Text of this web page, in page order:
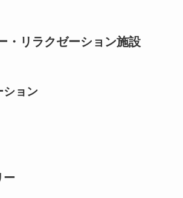
・リラクゼーション施設
ション
ー